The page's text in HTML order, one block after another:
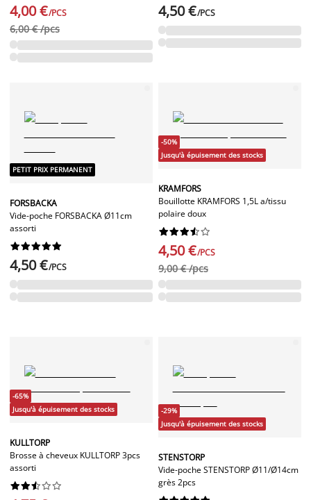
4,00 €/PCS
6,00 € /pcs
4,50 €/PCS
PETIT PRIX PERMANENT
FORSBACKA
Vide-poche FORSBACKA Ø11cm
assorti






4,50 €/PCS
-50%
Jusqu'à épuisement des stocks
KRAMFORS
Bouillotte KRAMFORS 1,5L a/tissu
polaire doux






4,50 €/PCS
9,00 € /pcs
-65%
Jusqu'à épuisement des stocks
KULLTORP
Brosse à cheveux KULLTORP 3pcs
assorti






-29%
Jusqu'à épuisement des stocks
STENSTORP
Vide-poche STENSTORP Ø11/Ø14cm
grès 2pcs